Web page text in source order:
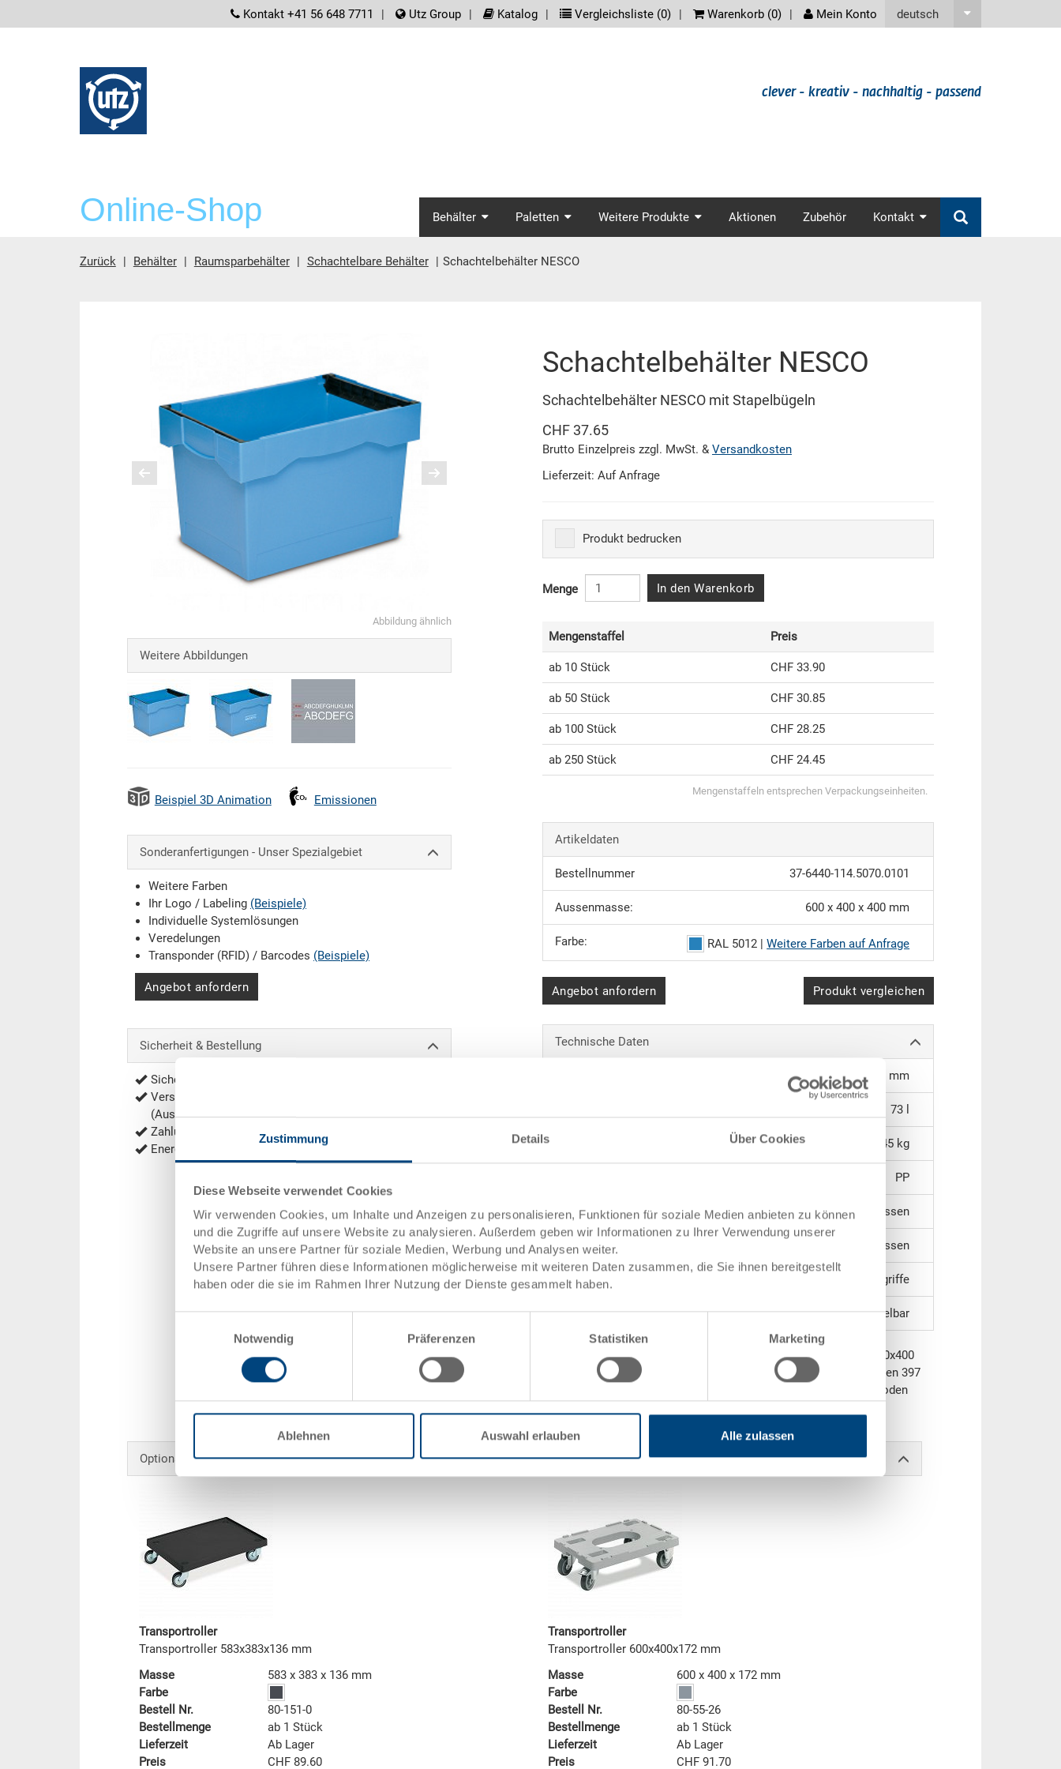
Zustimmung Details Über Cookies
Diese Webseite verwendet Cookies
Wir verwenden Cookies, um Inhalte und Anzeigen zu personalisieren, Funktionen für soziale Medien anbieten zu können
und die Zugriffe auf unsere Website zu analysieren. Außerdem geben wir Informationen zu Ihrer Verwendung unserer
Website an unsere Partner für soziale Medien, Werbung und Analysen weiter.
Unsere Partner führen diese Informationen möglicherweise mit weiteren Daten zusammen, die Sie ihnen bereitgestellt
haben oder die sie im Rahmen Ihrer Nutzung der Dienste gesammelt haben.
Notwendig
Präferenzen Statistiken Marketing
Ablehnen Auswahl erlauben Alle zulassen
deutsch
screenreader.meta_nav
Kontakt +41 56 648 7711 Utz Group Katalog Vergleichsliste (0) Warenkorb (0) Mein Konto
clever - kreativ - nachhaltig - passend
Online-Shop screenreader.main_nav
Behälter Paletten Weitere Produkte Aktionen Zubehör Kontakt
Zurück Behälter Raumsparbehälter Schachtelbare Behälter Schachtelbehälter NESCO
Abbildung ähnlich
Weitere Abbildungen
Beispiel 3D Animation Emissionen
Sonderanfertigungen - Unser Spezialgebiet
Weitere Farben
Ihr Logo / Labeling (Beispiele)
Individuelle Systemlösungen
Veredelungen
Transponder (RFID) / Barcodes (Beispiele)
Angebot anfordern
Sicherheit & Bestellung
Sichere Bestellung mit Verschlüsselung
Versandkostenfrei ab 1'000.- CHF Nettowarenwert
(Ausnahmen sieheVersandkosten)
Zahlung per Rechnung, Vorauskasse
Energieeffiziente und nachhaltige Produktion
Schachtelbehälter NESCO
Schachtelbehälter NESCO mit Stapelbügeln
CHF 37.65
Brutto Einzelpreis zzgl. MwSt. & Versandkosten
Lieferzeit: Auf Anfrage
Produkt bedrucken
Menge In den Warenkorb
Mengenstaffel Preis
ab 10 Stück CHF 33.90
ab 50 Stück CHF 30.85
ab 100 Stück CHF 28.25
ab 250 Stück CHF 24.45
Mengenstaffeln entsprechen Verpackungseinheiten.
Artikeldaten
Bestellnummer 37-6440-114.5070.0101
Aussenmasse: 600 x 400 x 400 mm
Farbe: RAL 5012 |Weitere Farben auf Anfrage
Angebot anfordern Produkt vergleichen
Technische Daten
513 x 331 x 397 mm
73 l
2.45 kg
PP
Seitenwände geschlossen
Boden geschlossen
Griffe 2 Muschelgriffe
Systemvariante schachtelbar
Schachtelbehälter NESCO, PP, lichtblau RAL 5012, aussen 600x400x400
mm, innen oben 545x368 mm, innen unten 513x331 mm, Höhe innen 397
mm, Schachtelhöhe 106 mm, 73.0 l, Seitenwände geschlossen, Boden
Optionales Zubehör
Transportroller
Transportroller 583x383x136 mm
Masse
583 x 383 x 136 mm
Farbe
Bestell Nr.
80-151-0
Bestellmenge
ab 1 Stück
Lieferzeit
Ab Lager
Preis
CHF 89.60
Transportroller
Transportroller 600x400x172 mm
Masse
600 x 400 x 172 mm
Farbe
Bestell Nr.
80-55-26
Bestellmenge
ab 1 Stück
Lieferzeit
Ab Lager
Preis
CHF 91.70